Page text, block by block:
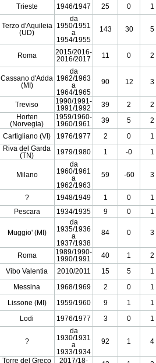
Trieste 1946/1947 25 0 1
Terzo d'Aquileia
(UD)
da
1950/1951
a
1954/1955
143 30 5
Roma
2015/2016-
2016/2017
11 0 2
Cassano d'Adda
(MI)
da
1962/1963
a
1964/1965
90 12 3
Treviso
1990/1991-
1991/1992
39 2
2
Horten
(Norvegia)
1959/1960-
1960/1961
39 5
2
Cartigliano (VI) 1976/1977 2 0
1
Riva del Garda
(TN)
1979/1980 1 -0 1
Milano
da
1960/1961
a
1962/1963
59 -60 3
? 1948/1949 1 0
1
Pescara 1934/1935 9 0 1
Muggio' (MI)
da
1935/1936
a
1937/1938
84 0 3
Roma
1989/1990-
1990/1991
40 1
2
Vibo Valentia 2010/2011 15 5
1
Messina 1968/1969 2 0
1
Lissone (MI) 1959/1960 9 1
1
Lodi 1976/1977 3 0 1
?
da
1930/1931
a
1933/1934
92 1 4
Torre del Greco
2017/18-